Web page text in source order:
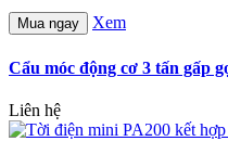
Mua ngay Xem
Cẩu móc động cơ 3 tấn gấp
Liên hệ